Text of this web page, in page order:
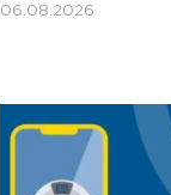
06.08.2026